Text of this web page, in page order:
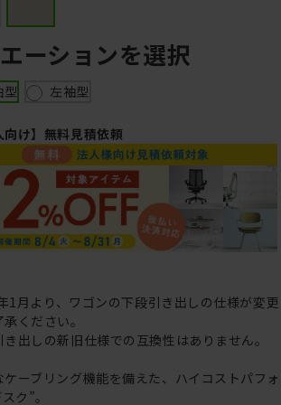
ーションを選択
型 左袖型
け】無料見積依頼
月より、ワゴンの下段引き出しの仕様が変更
ください。
出しの新旧仕様での互換性はありません。
ケーブリング機能を備えた、ハイコストパフ
ク”。